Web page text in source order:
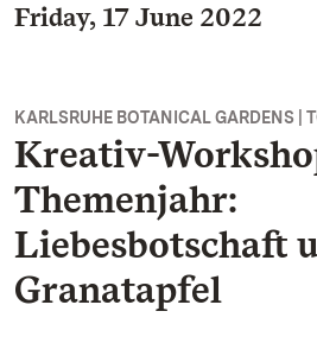
Friday, 17 June 2022
KARLSRUHE BOTANICAL GARDENS |
Kreativ-
Themenjahr:
Liebesbotschaft
Granatapfel